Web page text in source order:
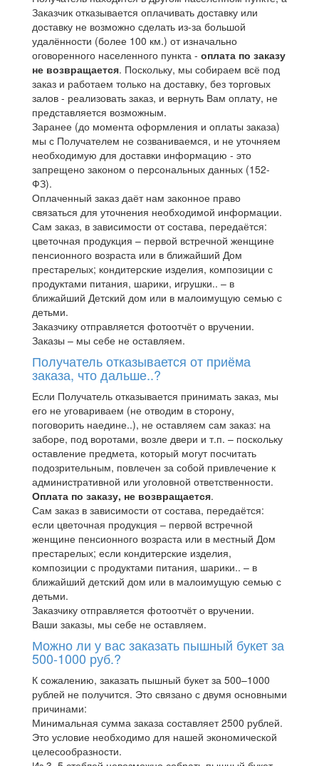
Заказчик отказывается оплачивать доставку или
доставку не возможно сделать из-за большой
удалённости (более 100 км.) от изначально
оговоренного населенного пункта - оплата по заказу
не возвращается. Поскольку, мы собираем всё под
заказ и работаем только на доставку, без торговых
залов - реализовать заказ, и вернуть Вам оплату, не
представляется возможным.
Заранее (до момента оформления и оплаты заказа)
мы с Получателем не созваниваемся, и не уточняем
необходимую для доставки информацию - это
запрещено законом о персональных данных (152-
ФЗ).
Оплаченный заказ даёт нам законное право
связаться для уточнения необходимой информации.
Сам заказ, в зависимости от состава, передаётся:
цветочная продукция – первой встречной женщине
пенсионного возраста или в ближайший Дом
престарелых; кондитерские изделия, композиции с
продуктами питания, шарики, игрушки.. – в
ближайший Детский дом или в малоимущую семью с
детьми.
Заказчику отправляется фотоотчёт о вручении.
Заказы – мы себе не оставляем.
Получатель отказывается от приёма
заказа, что дальше..?
Если Получатель отказывается принимать заказ, мы
его не уговариваем (не отводим в сторону,
поговорить наедине..), не оставляем сам заказ: на
заборе, под воротами, возле двери и т.п. – поскольку
оставление предмета, который могут посчитать
подозрительным, повлечен за собой привлечение к
административной или уголовной ответственности.
Оплата по заказу, не возвращается.
Сам заказ в зависимости от состава, передаётся:
если цветочная продукция – первой встречной
женщине пенсионного возраста или в местный Дом
престарелых; если кондитерские изделия,
композиции с продуктами питания, шарики.. – в
ближайший детский дом или в малоимущую семью с
детьми.
Заказчику отправляется фотоотчёт о вручении.
Ваши заказы, мы себе не оставляем.
Можно ли у вас заказать пышный букет за
500-1000 руб.?
К сожалению, заказать пышный букет за 500–1000
рублей не получится. Это связано с двумя основными
причинами:
Минимальная сумма заказа составляет 2500 рублей.
Это условие необходимо для нашей экономической
целесообразности.